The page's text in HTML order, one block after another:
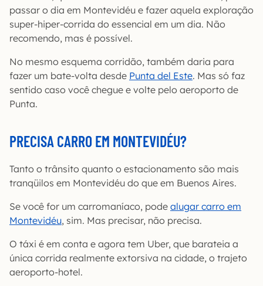
passar o dia em Montevidéu e fazer aquela exploração
super-hiper-corrida do essencial em um dia. Não
recomendo, mas é possível.
No mesmo esquema corridão, também daria para
fazer um bate-volta desde Punta del Este. Mas só faz
sentido caso você chegue e volte pelo aeroporto de
Punta.
PRECISA CARRO EM MONTEVIDÉU?
Tanto o trânsito quanto o estacionamento são mais
tranqüilos em Montevidéu do que em Buenos Aires.
Se você for um carromaníaco, pode alugar carro em
Montevidéu, sim. Mas precisar, não precisa.
O táxi é em conta e agora tem Uber, que barateia a
única corrida realmente extorsiva na cidade, o trajeto
aeroporto-hotel.